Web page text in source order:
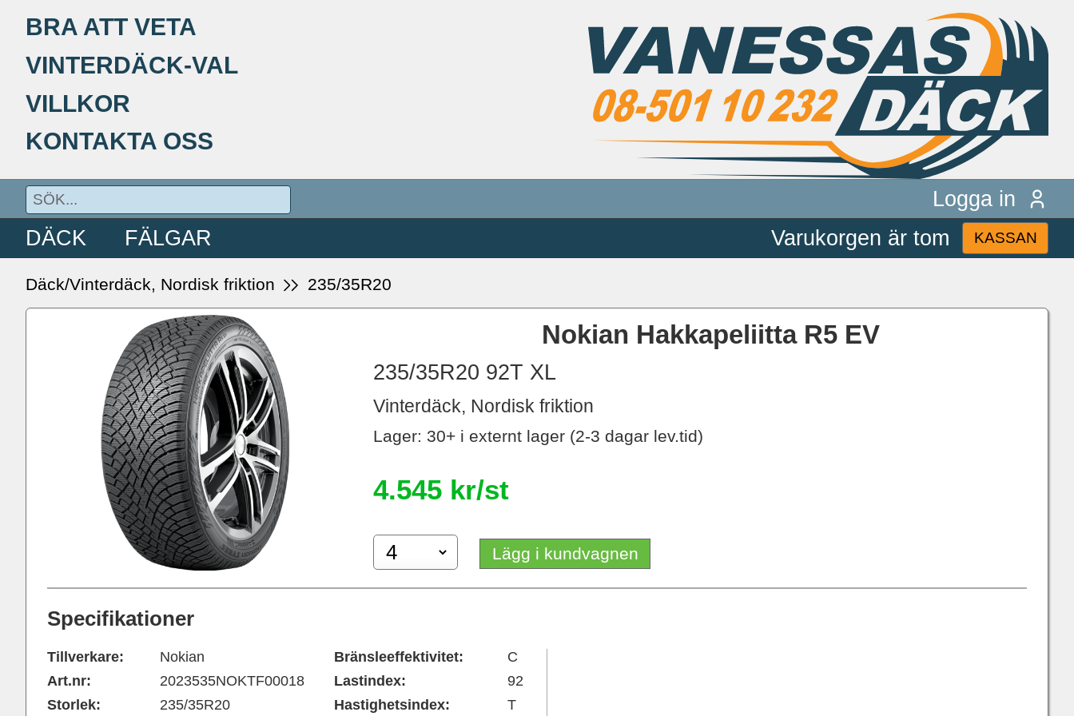
BRA ATT VETA
VINTERDÄCK-VAL
VILLKOR
KONTAKTA OSS
Logga in
DÄCK
FÄLGAR Varukorgen är tom KASSAN
Däck/Vinterdäck, Nordisk friktion 235/35R20
Nokian Hakkapeliitta R5 EV
235/35R20 92T XL
Vinterdäck, Nordisk friktion
Lager: 30+ i externt lager (2-3 dagar lev.tid)
4.545 kr/st
Lägg i kundvagnen
Specifikationer
Tillverkare:
Art.nr:
Storlek:
Nokian
2023535NOKTF00018
235/35R20
Bränsleeffektivitet:
Lastindex:
Hastighetsindex:
C
92
T